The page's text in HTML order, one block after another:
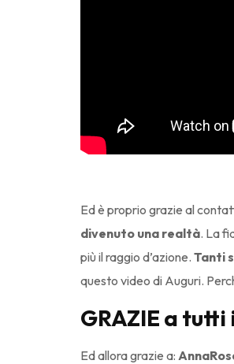
Ed è proprio grazie al
divenuto una realtà. La
più il raggio d’azione. Tanti
questo video di Auguri.
GRAZIE a
Ed allora grazie a: